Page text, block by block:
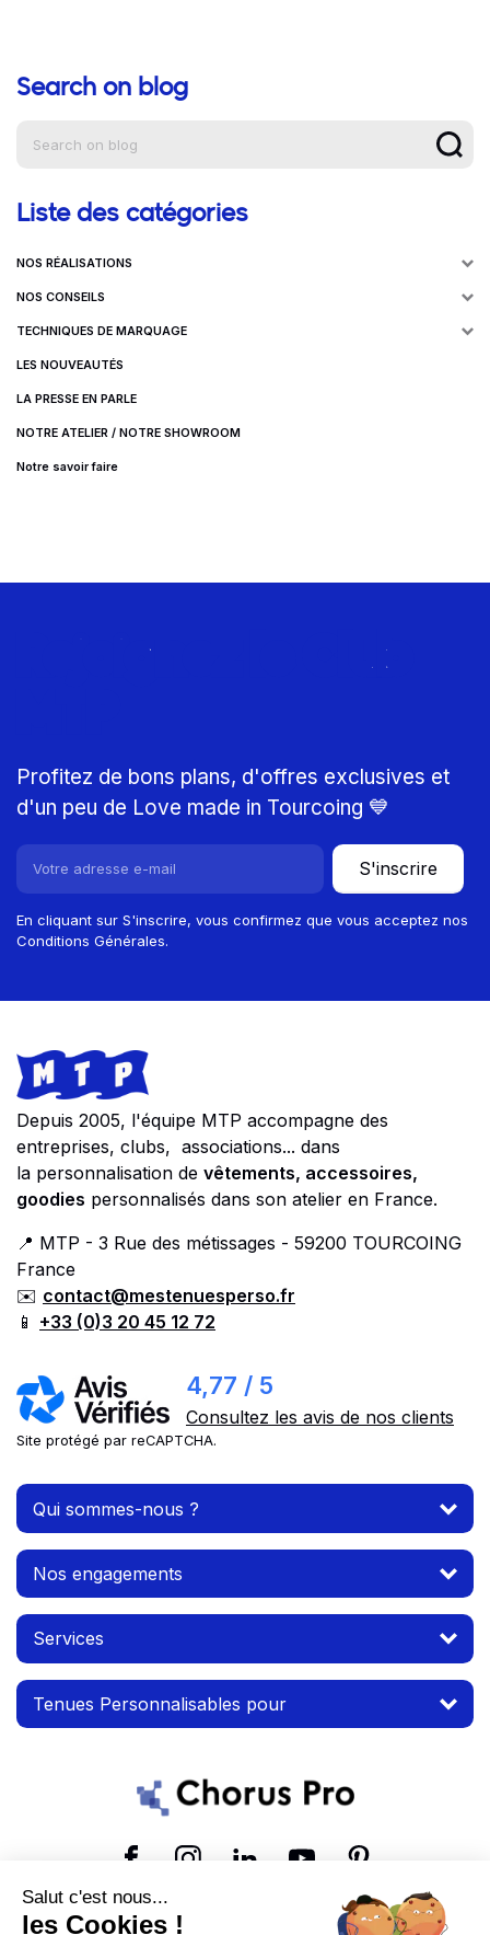
Aide à la navigation
Search on blog
Liste des catégories
NOS RÉALISATIONS
NOS CONSEILS
TECHNIQUES DE MARQUAGE
LES NOUVEAUTÉS
LA PRESSE EN PARLE
NOTRE ATELIER / NOTRE SHOWROOM
Notre savoir faire
Rejoignez le Club
Profitez de bons plans, d'offres exclusives et
d'un peu de Love made in Tourcoing 💙
S'inscrire
En cliquant sur S'inscrire, vous confirmez que vous acceptez nos
Conditions Générales.
Footer
Store information
Depuis 2005, l'équipe MTP accompagne des
entreprises, clubs, associations... dans
la personnalisation de vêtements, accessoires,
goodies personnalisés dans son atelier en France.
📍 MTP - 3 Rue des métissages - 59200 TOURCOING
France
✉️ contact@mestenuesperso.fr
📱 +33 (0)3 20 45 12 72
4,77 / 5
Consultez les avis de nos clients
Site protégé par reCAPTCHA.
Qui sommes-nous ?
Nos engagements
Services
Tenues Personnalisables pour
© 2026 MTP. Tous droits réservés.
Salut c'est nous...
les Cookies !